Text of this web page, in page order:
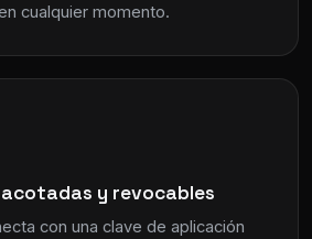
cualquier momento.
y revocables
con una clave de aplicación